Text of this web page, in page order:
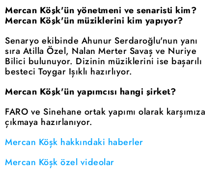
Mercan Köşk'ün yönetmeni ve senaristi kim?
Mercan Köşk'ün müziklerini kim yapıyor?
Senaryo ekibinde Ahunur Serdaroğlu'nun yanı
sıra Atilla Özel, Nalan Merter Savaş ve Nuriye
Bilici bulunuyor. Dizinin müziklerini ise başarılı
besteci Toygar Işıklı hazırlıyor.
Mercan Köşk'ün yapımcısı hangi şirket?
FARO ve Sinehane ortak yapımı olarak karşımıza
çıkmaya hazırlanıyor.
Mercan Köşk hakkındaki haberler
Mercan Köşk özel videolar